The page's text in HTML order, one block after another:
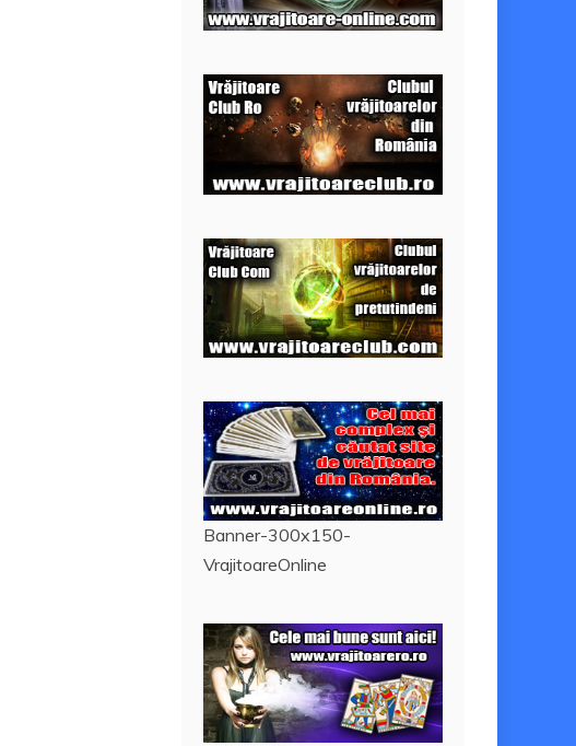
Banner-300x150-
VrajitoareOnline